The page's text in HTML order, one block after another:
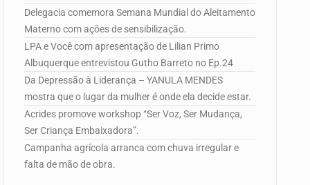
Delegacia comemora Semana Mundial do Aleitamento
Materno com ações de sensibilização.
LPA e Você com apresentação de Lilian Primo
Albuquerque entrevistou Gutho Barreto no Ep.24
Da Depressão à Liderança – YANULA MENDES
mostra que o lugar da mulher é onde ela decide estar.
Acrides promove workshop “Ser Voz, Ser Mudança,
Ser Criança Embaixadora”.
Campanha agrícola arranca com chuva irregular e
falta de mão de obra.